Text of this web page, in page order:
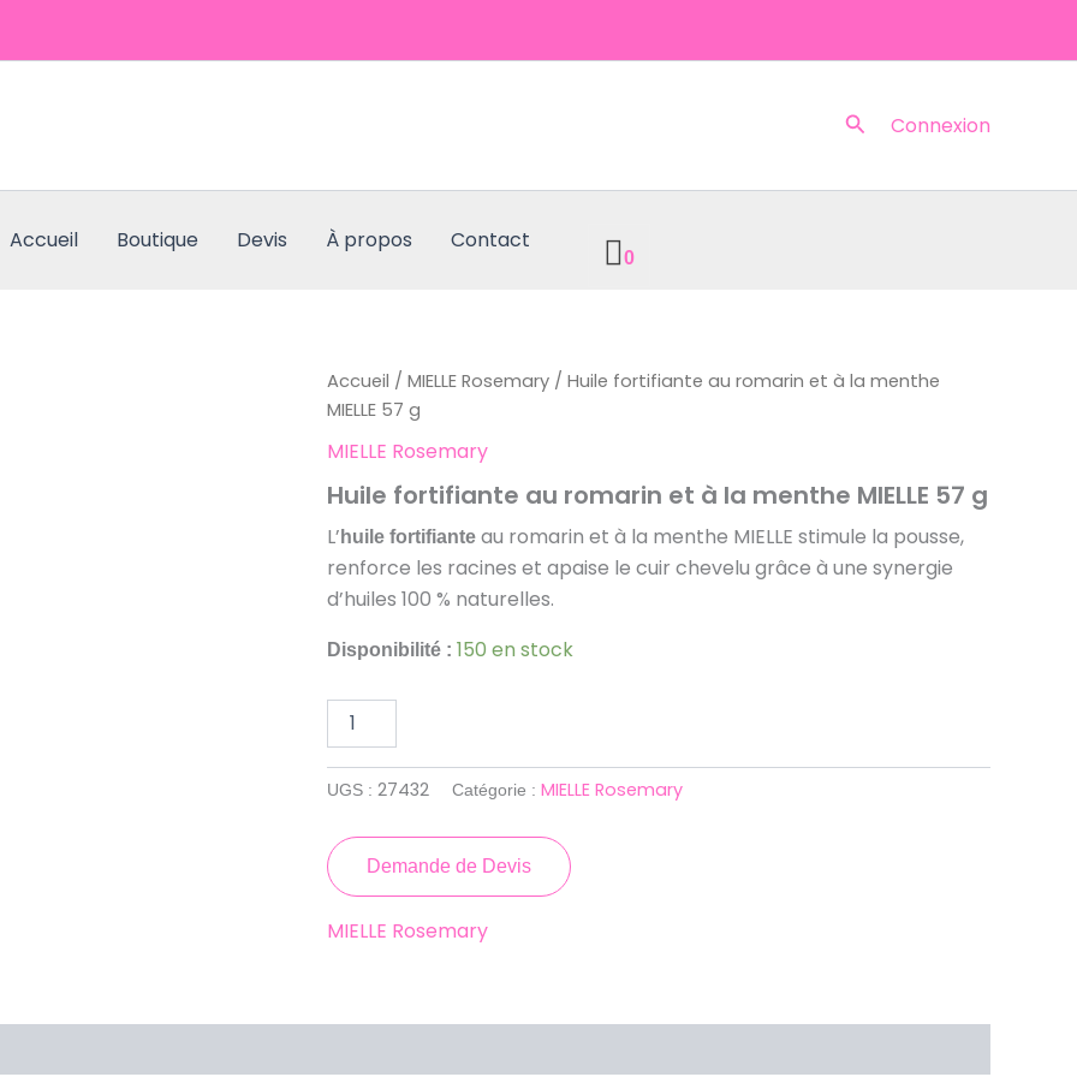
Rechercher
Connexion
Accueil Boutique Devis À propos Contact
0
Accueil / MIELLE Rosemary / Huile fortifiante au romarin et à la menthe
MIELLE 57 g
MIELLE Rosemary
Huile fortifiante au romarin et à la menthe MIELLE 57 g
L’ huile fortifiante au romarin et à la menthe MIELLE stimule la pousse,
renforce les racines et apaise le cuir chevelu grâce à une synergie
d’huiles 100 % naturelles.
Disponibilité : 150 en stock
quantité
de
fortifiante
romarin
à
la
menthe
57
UGS : 27432 Catégorie : MIELLE Rosemary
Demande de Devis
MIELLE Rosemary